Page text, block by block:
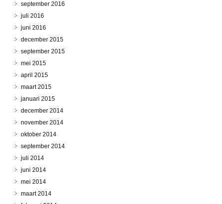
september 2016
juli 2016
juni 2016
december 2015
september 2015
mei 2015
april 2015
maart 2015
januari 2015
december 2014
november 2014
oktober 2014
september 2014
juli 2014
juni 2014
mei 2014
maart 2014